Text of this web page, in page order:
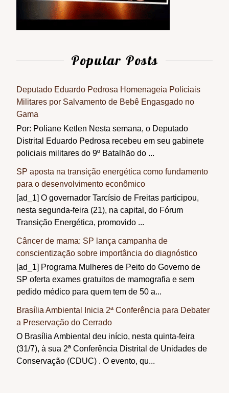
Popular Posts
Deputado Eduardo Pedrosa Homenageia Policiais
Militares por Salvamento de Bebê Engasgado no
Gama
Por: Poliane Ketlen Nesta semana, o Deputado
Distrital Eduardo Pedrosa recebeu em seu gabinete
policiais militares do 9º Batalhão do ...
SP aposta na transição energética como fundamento
para o desenvolvimento econômico
[ad_1] O governador Tarcísio de Freitas participou,
nesta segunda-feira (21), na capital, do Fórum
Transição Energética, promovido ...
Câncer de mama: SP lança campanha de
conscientização sobre importância do diagnóstico
[ad_1] Programa Mulheres de Peito do Governo de
SP oferta exames gratuitos de mamografia e sem
pedido médico para quem tem de 50 a...
Brasília Ambiental Inicia 2ª Conferência para Debater
a Preservação do Cerrado
O Brasília Ambiental deu início, nesta quinta-feira
(31/7), à sua 2ª Conferência Distrital de Unidades de
Conservação (CDUC) . O evento, qu...